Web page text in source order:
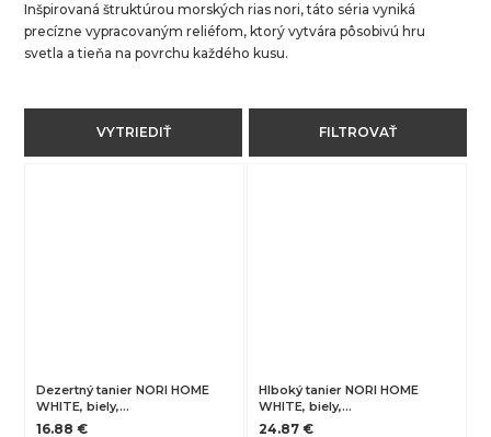
Inšpirovaná štruktúrou morských rias nori, táto séria vyniká
precízne vypracovaným reliéfom, ktorý vytvára pôsobivú hru
svetla a tieňa na povrchu každého kusu.
VYTRIEDIŤ FILTROVAŤ
Dezertný tanier NORI HOME
WHITE, biely,…
16.88 €
Hlboký tanier NORI HOME
WHITE, biely,…
24.87 €